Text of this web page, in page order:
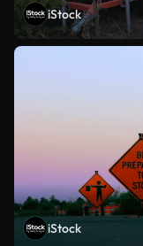
iStock
iStock